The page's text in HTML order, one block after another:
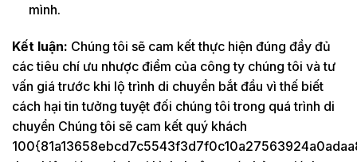
mình.
Kết luận: Chúng tôi sẽ cam kết thực hiện đúng đầy đủ
các tiêu chí ưu nhược điểm của công ty chúng tôi và tư
vấn giá trước khi lộ trình di chuyển bắt đầu vì thế biết
cách hại tin tưởng tuyệt đối chúng tôi trong quá trình di
chuyển Chúng tôi sẽ cam kết quý khách